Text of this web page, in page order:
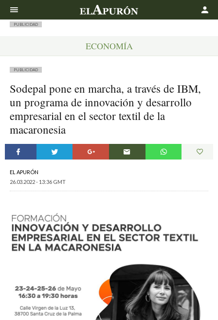
PUBLICIDAD
ECONOMÍA
PUBLICIDAD
Sodepal pone en marcha, a través de IBM,
un programa de innovación y desarrollo
empresarial en el sector textil de la
macaronesia
EL APURÓN
26.03.2022 - 13:36 GMT